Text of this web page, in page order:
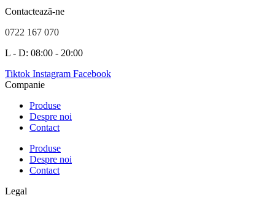
Contactează-ne
0722 167 070
L - D: 08:00 - 20:00
Tiktok Instagram Facebook
Companie
Produse
Despre noi
Contact
Produse
Despre noi
Contact
Legal